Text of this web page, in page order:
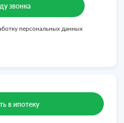
персональных данных
в ипотеку